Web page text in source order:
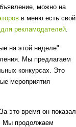
можно на
в меню есть свой
рекламодателей.
на этой неделе"
Мы предлагаем
конкурсах. Это
мероприятия
это время он показал
Мы продолжаем